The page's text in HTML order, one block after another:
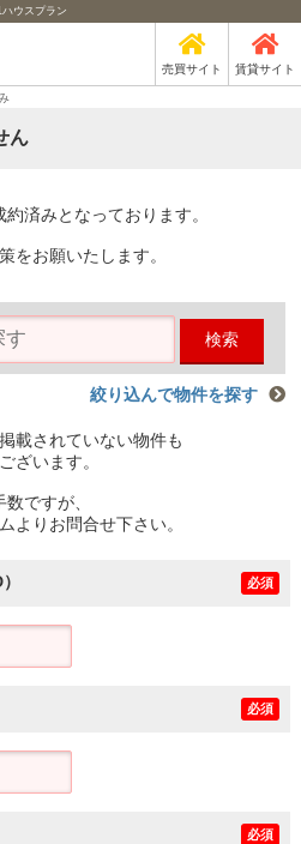
ウスプラン
売買サイト 賃貸サイト
ん
済みとなっております。
をお願いたします。
検索
絞り込んで物件を探す
載されていない物件も
ざいます。
数ですが、
よりお問合せ下さい。
必須
必須
必須